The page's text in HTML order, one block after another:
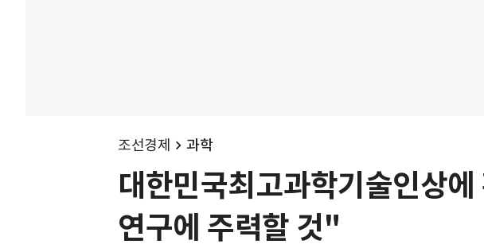
조선경제 과학
대한민국최고과학기술인상
연구에 주력할 것"